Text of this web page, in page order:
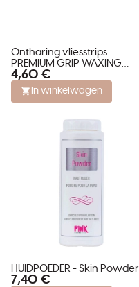
Ontharing vliesstrips
PREMIUM GRIP WAXING
STRIPS
4,60 €
In winkelwagen
HUIDPOEDER - Skin Powder
7,40 €